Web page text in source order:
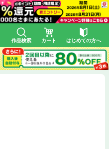
作品検索 カート はじめての方へ